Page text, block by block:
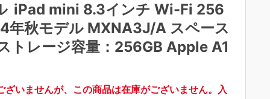
iPad mini 8.3インチ Wi-Fi 256
年秋モデル MXNA3J/A スペース
トレージ容量：256GB Apple A1
ざいませんが、この商品は在庫がございません。入